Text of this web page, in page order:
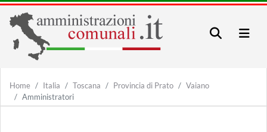
Home Italia Toscana Provincia di Prato
Vaiano
Amministratori